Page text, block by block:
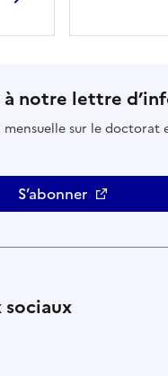
à notre lettre
sur le doctorat
S’abonner
sociaux